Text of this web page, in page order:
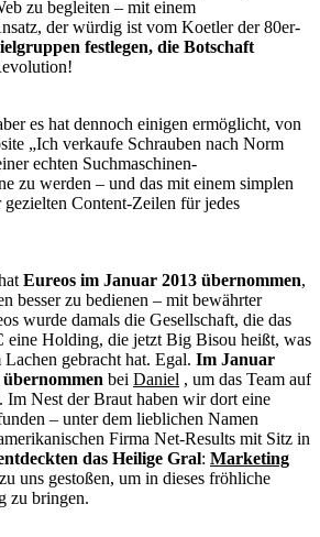
zu begleiten – mit einem
der würdig ist vom Koetler der 80er-
festlegen, die Botschaft
es hat dennoch einigen ermöglicht, von
„Ich verkaufe Schrauben nach Norm
echten Suchmaschinen-
zu werden – und das mit einem simplen
gezielten Content-Zeilen für jedes
Eureos im Januar 2013 übernommen,
besser zu bedienen – mit bewährter
wurde damals die Gesellschaft, die das
eine Holding, die jetzt Big Bisou heißt, was
gebracht hat. Egal. Im Januar
bei Daniel , um das Team auf
Im Nest der Braut haben wir dort eine
– unter dem lieblichen Namen
Firma Net-Results mit Sitz in
das Heilige Gral: Marketing
uns gestoßen, um in dieses fröhliche
zu bringen.